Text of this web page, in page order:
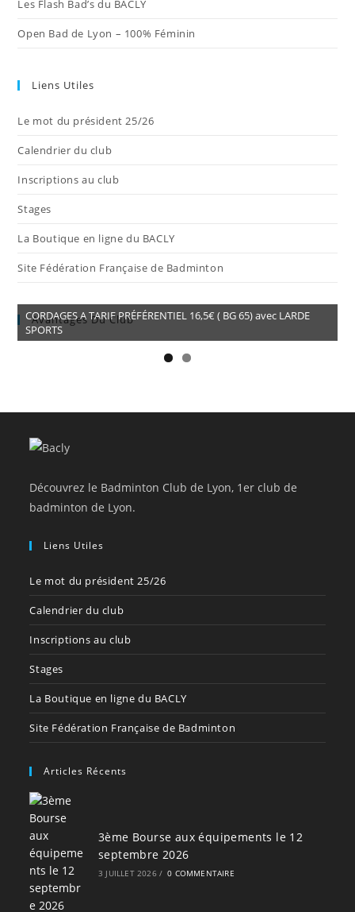
Les Flash Bad’s du BACLY
Open Bad de Lyon – 100% Féminin
Liens Utiles
Le mot du président 25/26
Calendrier du club
Inscriptions au club
Stages
La Boutique en ligne du BACLY
Site Fédération Française de Badminton
Avantages Du Club
CORDAGES A TARIF PRÉFÉRENTIEL 16,5€ ( BG 65) avec LARDE
SPORTS
Découvrez le Badminton Club de Lyon, 1er club de
badminton de Lyon.
Liens Utiles
Le mot du président 25/26
Calendrier du club
Inscriptions au club
Stages
La Boutique en ligne du BACLY
Site Fédération Française de Badminton
Articles Récents
3ème Bourse aux équipements le 12
septembre 2026
3 JUILLET 2026 / 0 COMMENTAIRE